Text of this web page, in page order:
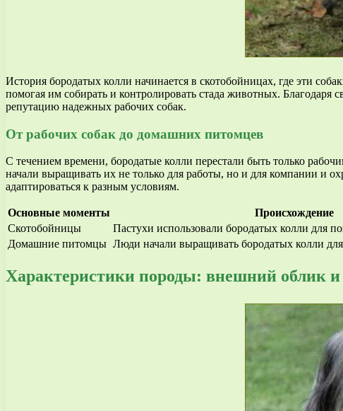
История бородатых колли начинается в скотобойницах, где эти
помогая им собирать и контролировать стада животных.
репутацию надежных рабочих собак.
От рабочих собак до домашних питомцев
С течением времени, бородатые колли перестали быть только
начали выращивать их не только для работы, но и для компании и
адаптироваться к разным условиям.
Основные моменты Происхождение
Скотобойницы
Пастухи использовали бородатых колли для
Домашние питомцы Люди начали выращивать бородатых колли
Характеристики породы: внешний облик и